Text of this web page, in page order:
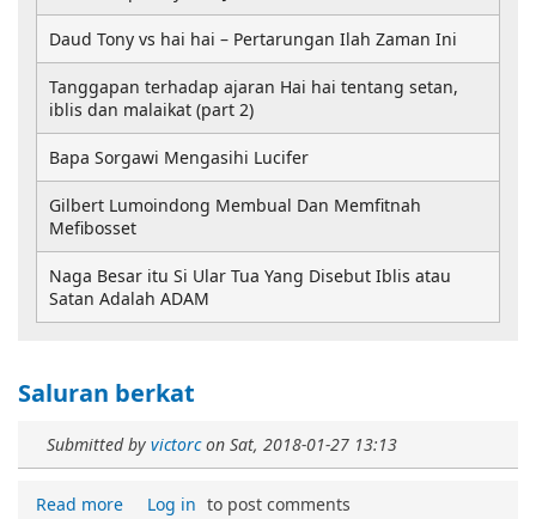
Saluran berkat
Submitted by victorcon Sat, 2018-01-27 13:13
Read more Log in to post comments
Daud Tony vs hai hai – Pertarungan Ilah Zaman Ini
Tanggapan terhadap ajaran Hai hai tentang setan,
iblis dan malaikat (part 2)
Bapa Sorgawi Mengasihi Lucifer
Gilbert Lumoindong Membual Dan Memfitnah
Mefibosset
Naga Besar itu Si Ular Tua Yang Disebut Iblis atau
Satan Adalah ADAM